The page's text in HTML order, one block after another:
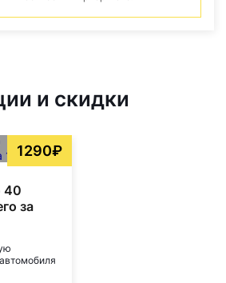
и скидки
1290₽
40
за